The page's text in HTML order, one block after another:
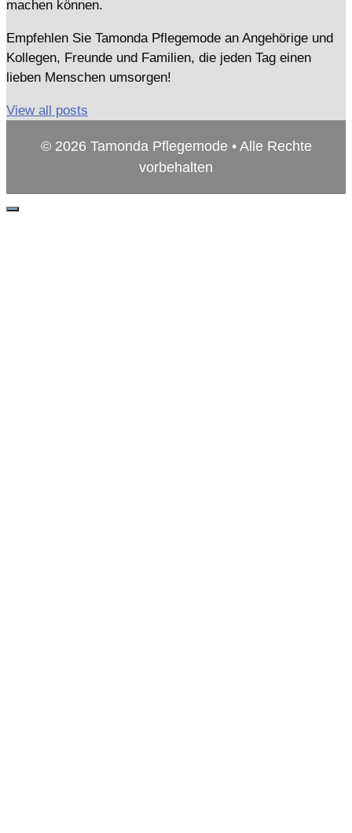
machen können.
Empfehlen Sie Tamonda Pflegemode an Angehörige und
Kollegen, Freunde und Familien, die jeden Tag einen
lieben Menschen umsorgen!
View all posts
© 2026 Tamonda Pflegemode • Alle Rechte
vorbehalten
Schließen